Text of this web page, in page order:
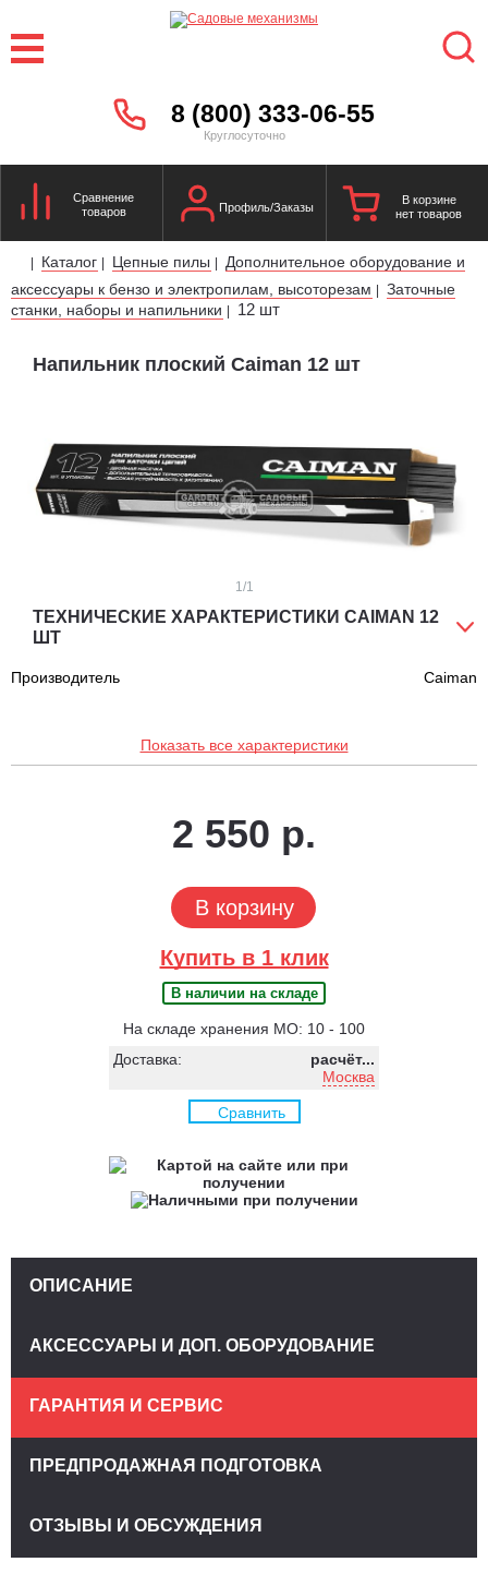
8 (800) 333-06-55
Круглосуточно
Сравнение
товаров
Профиль/Заказы
В корзине
нет товаров
| Каталог | Цепные пилы |
Дополнительное оборудование и
аксессуары к бензо и электропилам, высоторезам | Заточные
станки, наборы и напильники | 12 шт
Напильник плоский Caiman 12 шт
1 /1
ТЕХНИЧЕСКИЕ ХАРАКТЕРИСТИКИ CAIMAN 12
ШТ
Производитель Caiman
Показать все характеристики
2 550 р.
В корзину
Купить в 1 клик
В наличии на складе
На складе хранения МО: 10 - 100
Доставка:
расчёт...
Москва
Сравнить
ОПИСАНИЕ
АКСЕССУАРЫ И ДОП. ОБОРУДОВАНИЕ
ГАРАНТИЯ И СЕРВИС
ПРЕДПРОДАЖНАЯ ПОДГОТОВКА
ОТЗЫВЫ И ОБСУЖДЕНИЯ